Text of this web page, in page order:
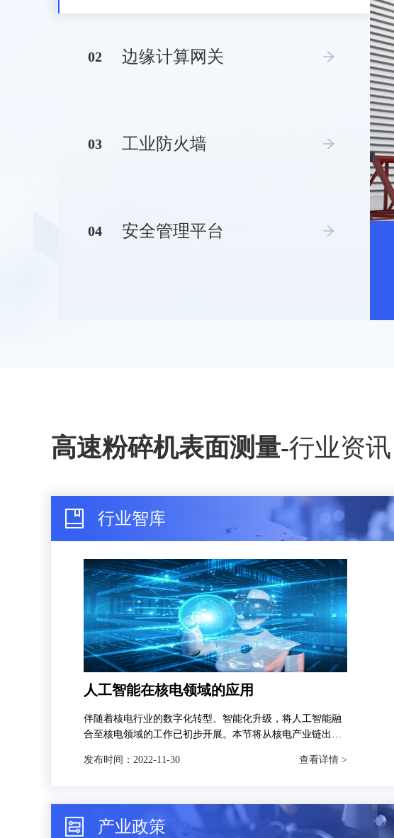
02 边缘计算网关
03 工业防火墙
04 安全管理平台
高速粉碎机表面测量-行业资讯
行业智库
人工智能在核电领域的应用
伴随着核电行业的数字化转型、智能化升级，将人工智能融
合至核电领域的工作已初步开展。本节将从核电产业链出
和智能运维4个场景下的典型应用进行介绍。
发布时间： 2022-11-30 查看详情 >
产业政策